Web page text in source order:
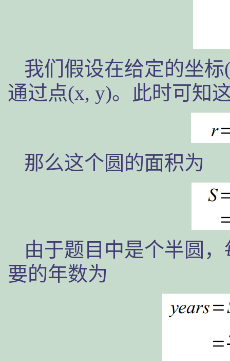
我们假设在给定的坐
通过点(x, y)。此时可知
那么这个圆的面积为
由于题目中是个半圆
要的年数为